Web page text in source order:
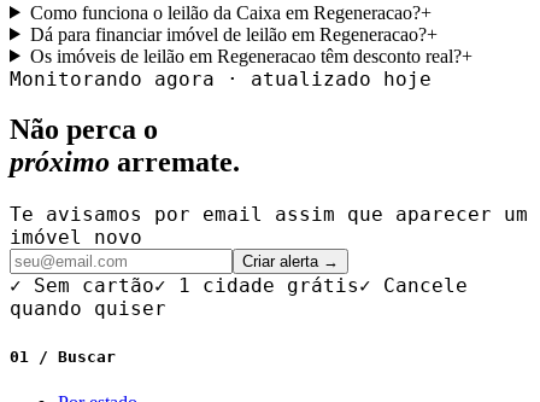
Como funciona o leilão da Caixa em Regeneracao?+
Dá para financiar imóvel de leilão em Regeneracao?+
Os imóveis de leilão em Regeneracao têm desconto real?+
Monitorando agora · atualizado hoje
Não perca o
próximo arremate.
Te avisamos por email assim que aparecer um
imóvel novo
Criar alerta →
✓ Sem cartão✓ 1 cidade grátis✓ Cancele
quando quiser
01 / Buscar